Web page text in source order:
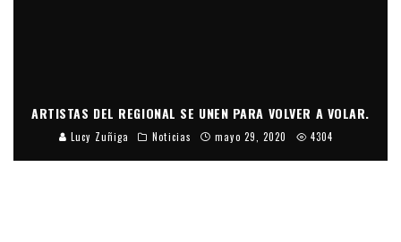
ARTISTAS DEL REGIONAL SE UNEN PARA VOLVER A VOLAR.
Lucy Zuñiga Noticias mayo 29, 2020 4304